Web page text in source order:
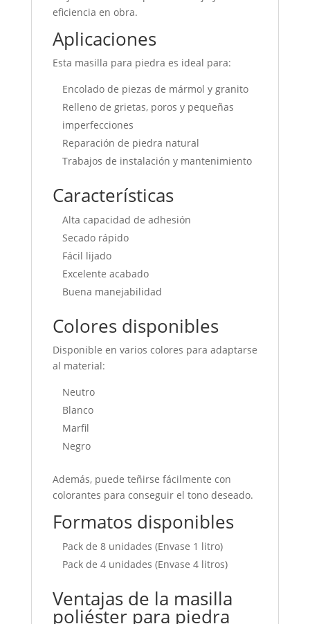
eficiencia en obra.
Aplicaciones
Esta masilla para piedra es ideal para:
Encolado de piezas de mármol y granito
Relleno de grietas, poros y pequeñas
imperfecciones
Reparación de piedra natural
Trabajos de instalación y mantenimiento
Características
Alta capacidad de adhesión
Secado rápido
Fácil lijado
Excelente acabado
Buena manejabilidad
Colores disponibles
Disponible en varios colores para adaptarse
al material:
Neutro
Blanco
Marfil
Negro
Además, puede teñirse fácilmente con
colorantes para conseguir el tono deseado.
Formatos disponibles
Pack de 8 unidades (Envase 1 litro)
Pack de 4 unidades (Envase 4 litros)
Ventajas de la masilla
poliéster para piedra